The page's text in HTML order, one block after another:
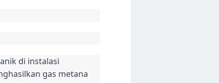
di instalasi
gas metana